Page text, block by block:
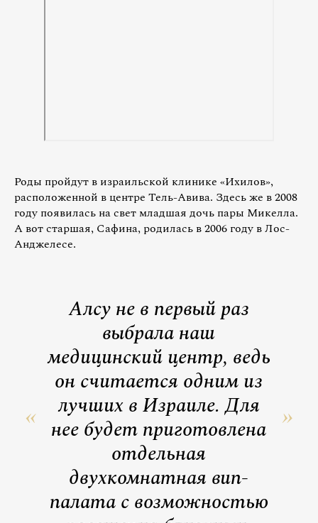
Роды пройдут в израильской клинике «Ихилов»,
расположенной в центре Тель-Авива. Здесь же в 2008
году появилась на свет младшая дочь пары Микелла.
А вот старшая, Сафина, родилась в 2006 году в Лос-
Анджелесе.
Алсу не в первый раз
выбрала наш
медицинский центр, ведь
он считается одним из
лучших в Израиле. Для
нее будет приготовлена
отдельная
двухкомнатная вип-
палата с возможностью